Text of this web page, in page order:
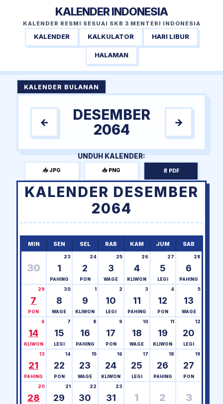
KALENDER INDONESIA
KALENDER RESMI SESUAI SKB 3 MENTERI INDONESIA
KALENDER KALKULATOR HARI LIBUR
HALAMAN
KALENDER BULANAN
←
DESEMBER
2064
→
UNDUH KALENDER:
📥 JPG 📥 PNG 📄 PDF
KALENDER DESEMBER
2064
MIN SEN SEL RAB KAM JUM SAB
30 1
23
PAHING
2
24
PON
3
25
WAGE
4
26
KLIWON
5
27
LEGI
6
28
PAHING
7
29
PON
8
30
WAGE
9
1
KLIWON
10
2
LEGI
11
3
PAHING
12
4
PON
13
5
WAGE
14
6
KLIWON
15
7
LEGI
16
8
PAHING
17
9
PON
18
10
WAGE
19
11
KLIWON
20
12
LEGI
21
13
PAHING
22
14
PON
23
15
WAGE
24
16
KLIWON
25
17
LEGI
26
18
PAHING
27
19
PON
28
20
29
21
30
22
31
23
1 2 3